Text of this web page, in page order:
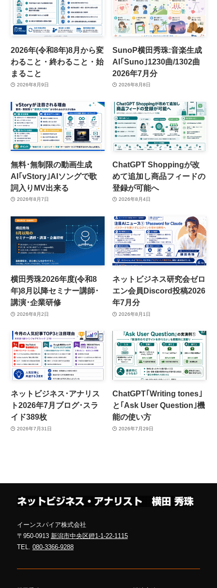
2026年(令和8年)8月から変
わること・終わること・始
まること
2026年8月9日
SunoP横田秀珠:音楽生成
AI｢Suno｣1230曲/1302曲
2026年7月分
2026年8月8日
無料･無制限の動画生成
AI｢vStory｣AIソングで歌
詞入りMV出来る
2026年8月7日
ChatGPT Shoppingが改
めて追加し商品フィードの
登録が可能へ
2026年8月4日
横田秀珠2026年度(令和8
年)8月以降セミナー講師･
講演･企業研修
2026年8月2日
ネットビジネス研究会ゼロ
エン会員Discord投稿2026
年7月分
2026年8月1日
ネットビジネス･アナリス
ト2026年7月ブログ･スラ
イド389枚
2026年7月31日
ChatGPT｢Writing tones｣
と｢Ask User Question｣機
能の使い方
2026年7月29日
イーンスパイア株式会社
〒950-0913 新潟市中央区鐙1-1-22-1115
TEL. 080-3366-9288